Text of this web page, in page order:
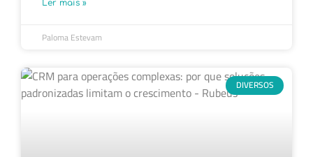
Ler mais »
Paloma Estevam
DIVERSOS